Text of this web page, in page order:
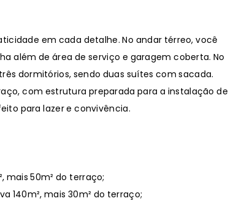
em cada detalhe. No andar térreo, você
além de área de serviço e garagem coberta. No
dormitórios, sendo duas suítes com sacada.
com estrutura preparada para a instalação de
para lazer e convivência.
mais 50m² do terraço;
140m², mais 30m² do terraço;